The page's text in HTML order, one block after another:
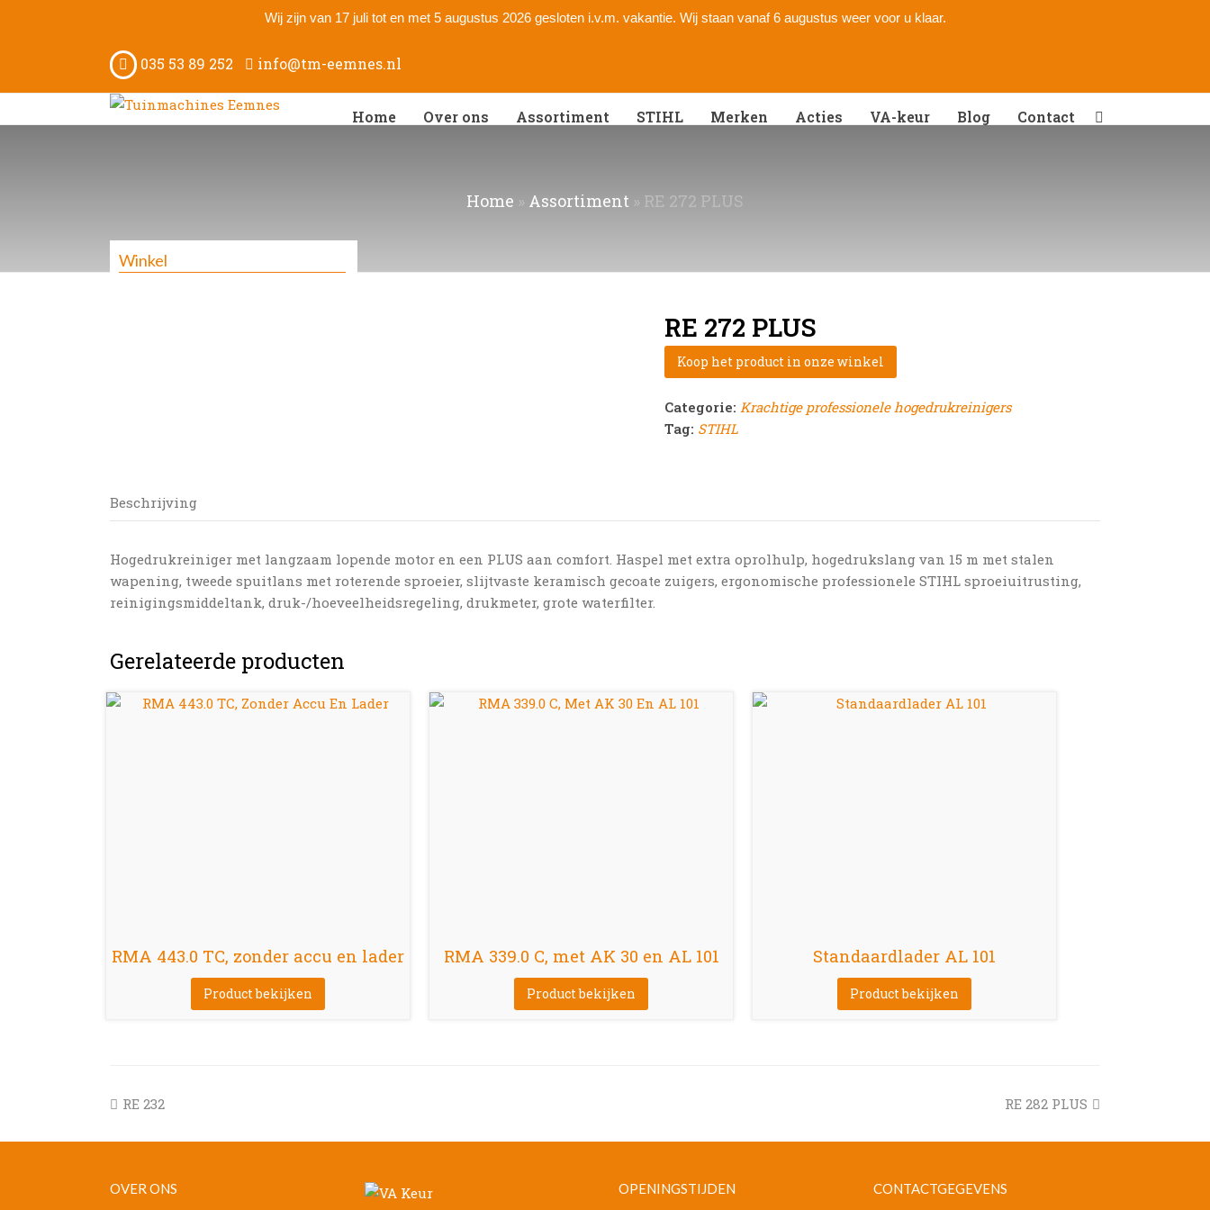
Wij zijn van 17 juli tot en met 5 augustus 2026 gesloten i.v.m. vakantie. Wij staan vanaf 6 augustus weer voor u klaar.
035 53 89 252 info@tm-eemnes.nl
Home Over ons Assortiment STIHL Merken Acties VA-keur Blog Contact
Winkel
Home » Assortiment » RE 272 PLUS
RE 272 PLUS
Koop het product in onze winkel
Categorie: Krachtige professionele hogedrukreinigers
Tag: STIHL
Beschrijving
Hogedrukreiniger met langzaam lopende motor en een PLUS aan comfort. Haspel met extra oprolhulp, hogedrukslang van 15 m met stalen
wapening, tweede spuitlans met roterende sproeier, slijtvaste keramisch gecoate zuigers, ergonomische professionele STIHL sproeiuitrusting,
reinigingsmiddeltank, druk-/hoeveelheidsregeling, drukmeter, grote waterfilter.
Gerelateerde producten
RMA 443.0 TC, zonder accu en lader
Product bekijken
RMA 339.0 C, met AK 30 en AL 101
Product bekijken
Standaardlader AL 101
Product bekijken
previous
RE 232
next
RE 282 PLUS
OVER ONS OPENINGSTIJDEN CONTACTGEGEVENS